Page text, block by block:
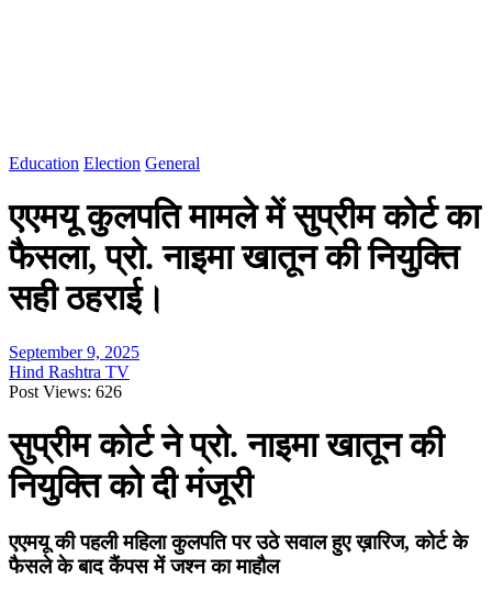
Education Election General
एएमयू कुलपति मामले में सुप्रीम कोर्ट का
फैसला, प्रो. नाइमा खातून की नियुक्ति
सही ठहराई।
September 9, 2025
Hind Rashtra TV
Post Views: 626
सुप्रीम कोर्ट ने प्रो. नाइमा खातून की
नियुक्ति को दी मंजूरी
एएमयू की पहली महिला कुलपति पर उठे सवाल हुए ख़ारिज, कोर्ट के
फैसले के बाद कैंपस में जश्न का माहौल